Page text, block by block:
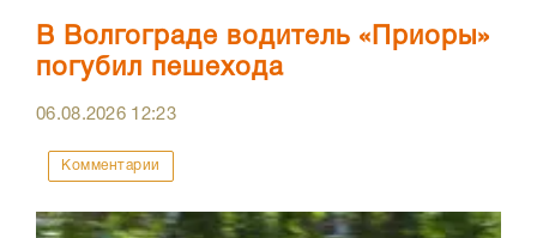
В Волгограде водитель «Приоры»
погубил пешехода
06.08.2026 12:23
Комментарии